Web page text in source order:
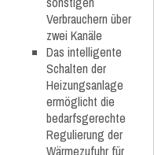
Verbrauchern über
zwei Kanäle
Das intelligente
Schalten der
Heizungsanlage
ermöglicht die
bedarfsgerechte
Regulierung der
Wärmezufuhr für